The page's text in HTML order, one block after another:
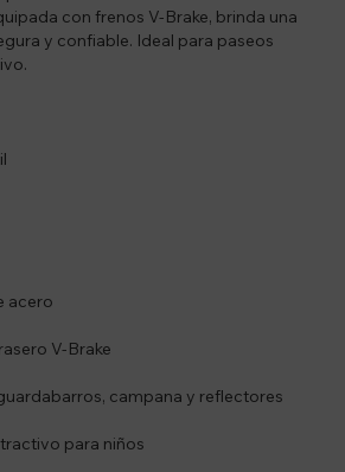
con frenos V-Brake, brinda una
y confiable. Ideal para paseos
acero
V-Brake
campana y reflectores
para niños